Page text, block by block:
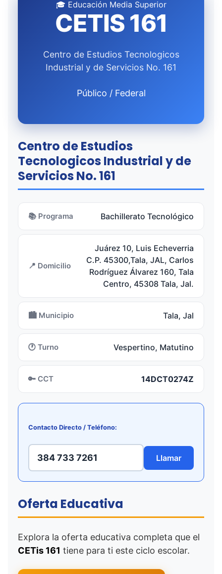
🎓 Educación Media Superior
CETIS 161
Centro de Estudios Tecnologicos
Industrial y de Servicios No. 161
Público / Federal
Centro de Estudios
Tecnologicos Industrial y de
Servicios No. 161
📚 Programa Bachillerato Tecnológico
📍 Domicilio
Juárez 10, Luis Echeverria
C.P. 45300,Tala, JAL, Carlos
Rodríguez Álvarez 160, Tala
Centro, 45308 Tala, Jal.
🏙️ Municipio Tala, Jal
🕐 Turno Vespertino, Matutino
🔑 CCT 14DCT0274Z
Contacto Directo / Teléfono:
384 733 7261 Llamar
Oferta Educativa
Explora la oferta educativa completa que el
CETis 161 tiene para ti este ciclo escolar.